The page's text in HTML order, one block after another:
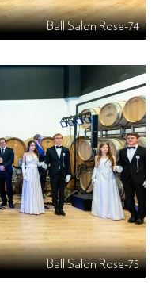
Ball Salon Rose-74
Ball Salon Rose-75